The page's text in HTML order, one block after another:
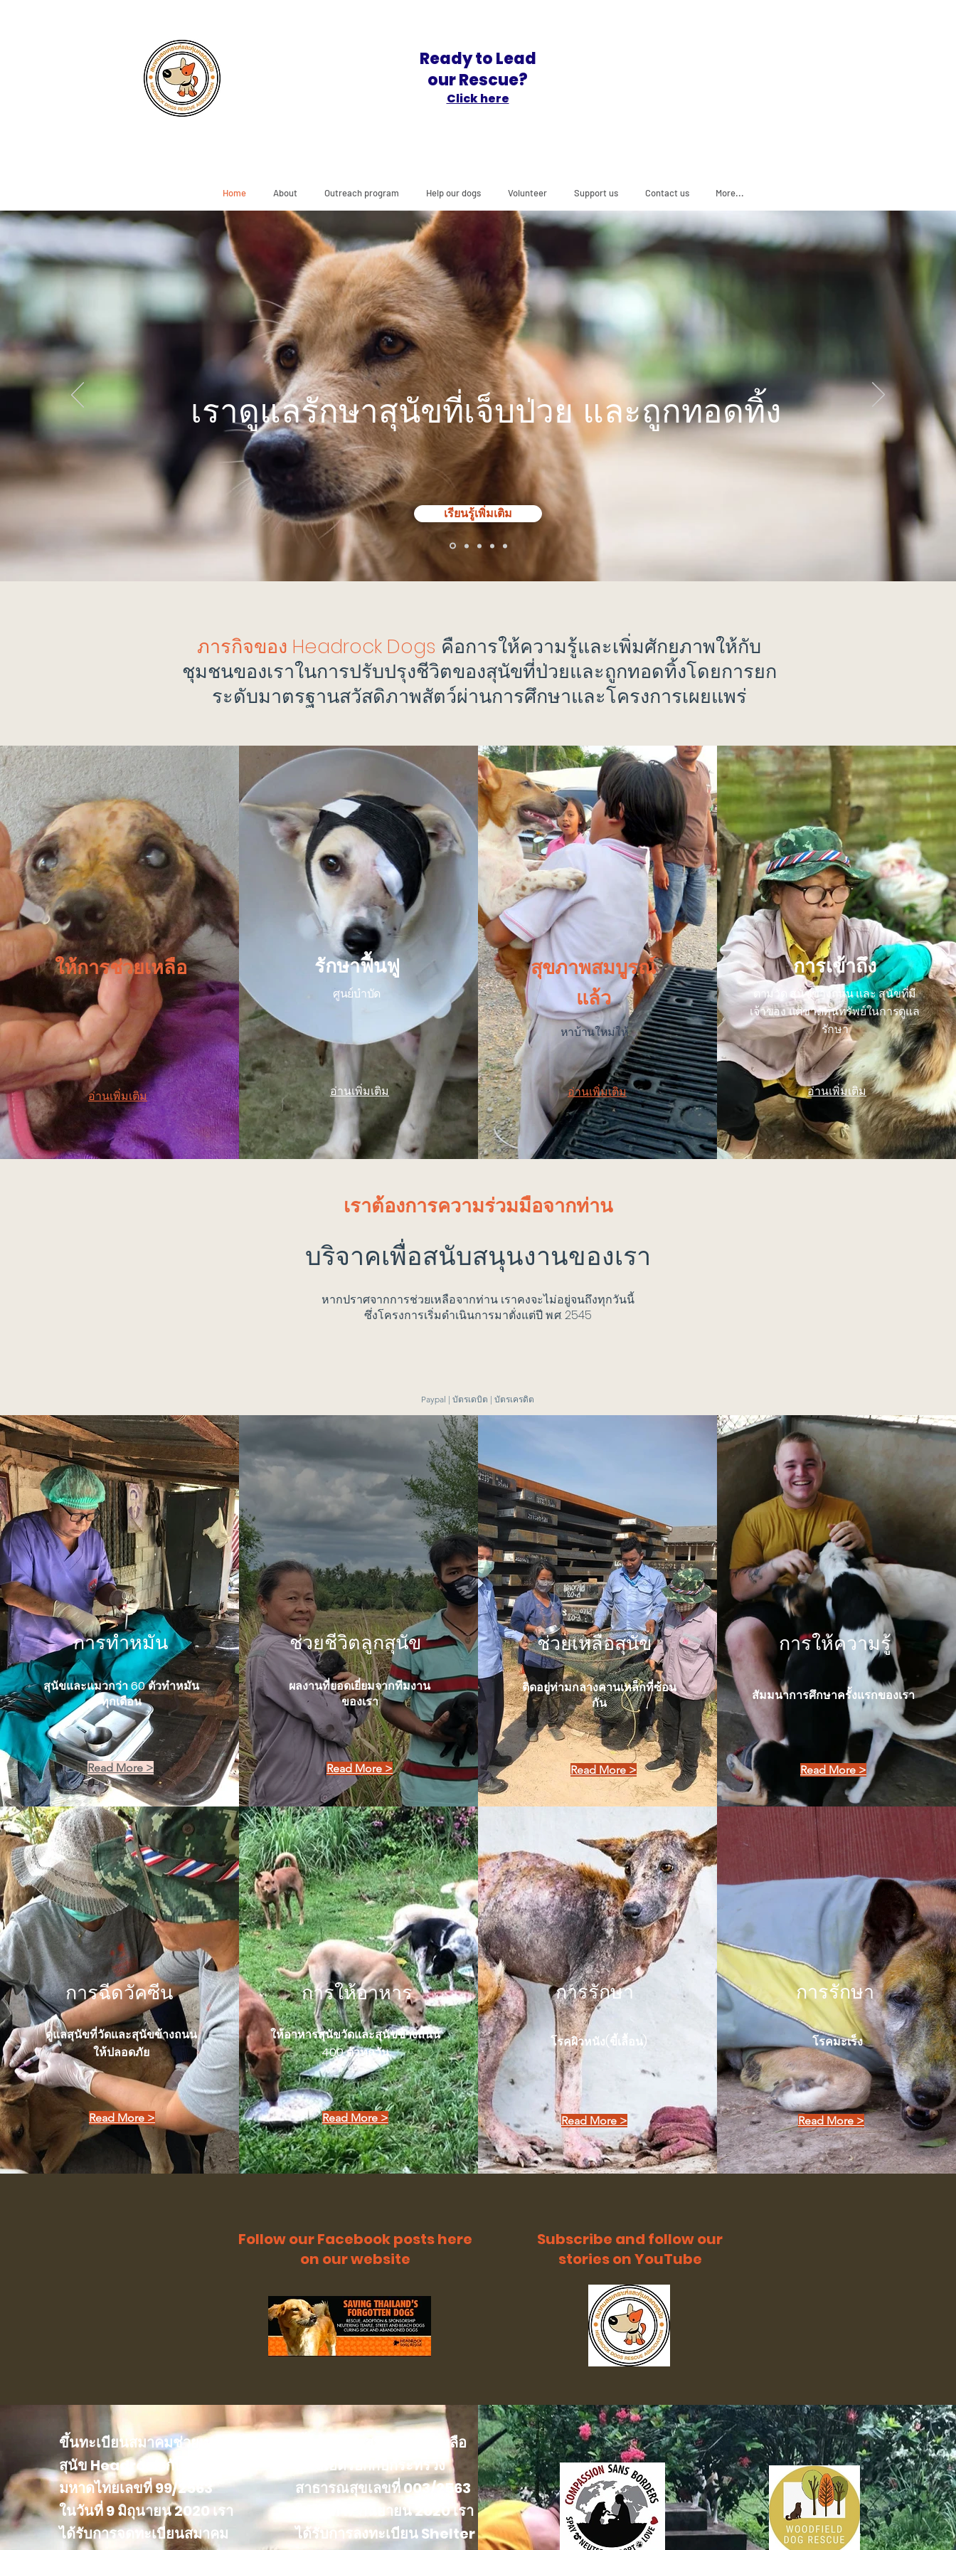
Ready to Lead
our Rescue?
Click here
Home About Outreach program Help our dogs Volunteer Support us Contact us More...
เราดูแลรักษาสุนัขที่เจ็บป่วย และถูกทอดทิ้ง
เรียนรู้เพิ่มเติม
ภารกิจของ Headrock Dogs คือการให้ความรู้และเพิ่มศักยภาพให้กับ
ชุมชนของเราในการปรับปรุงชีวิตของสุนัขที่ป่วยและถูกทอดทิ้งโดยการยก
ระดับมาตรฐานสวัสดิภาพสัตว์ผ่านการศึกษาและโครงการเผยแพร่
ให้การช่วยเหลือ
อ่านเพิ่มเติม
รักษาฟื้นฟู
ศูนย์บำบัด
อ่านเพิ่มเติม
หาบ้านใหม่ให้
สุขภาพสมบูรณ์
แล้ว
อ่านเพิ่มเติม
ตามวัด สุนัขข้างถนน และ สุนัขที่มี
เจ้าของ แต่ขาดทุนทรัพย์ในการดูแล
รักษา
การเข้าถึง
อ่านเพิ่มเติม
เราต้องการความร่วมมือจากท่าน
บริจาคเพื่อสนับสนุนงานของเรา
หากปราศจากการช่วยเหลือจากท่าน เราคงจะไม่อยู่จนถึงทุกวันนี้
ซึ่งโครงการเริ่มดำเนินการมาตั่งแต่ปี พ.ศ. 2545
Paypal | บัตรเดบิต | บัตรเครดิต
การทำหมัน
สุนัขและแมวกว่า 60 ตัวทำหมัน
ทุกเดือน
Read More >
ช่วยชีวิตลูกสุนัข
ผลงานที่ยอดเยี่ยมจากทีมงาน
ของเรา
Read More >
ช่วยเหลือสุนัข
ติดอยู่ท่ามกลางคานเหล็กที่ซ้อน
กัน
Read More >
การให้ความรู้
สัมมนาการศึกษาครั้งแรกของเรา
Read More >
การฉีดวัคซีน
ดูแลสุนัขที่วัดและสุนัขข้างถนน
ให้ปลอดภัย
Read More >
การให้อาหาร
ให้อาหารสุนัขวัดและสุนัขข้างถนน
400 ตัวทุกวัน
Read More >
การรักษา
โรคผิวหนัง(ขี้เลื้อน)
Read More >
การรักษา
โรคมะเร็ง
Read More >
Follow our Facebook posts here
on our website
Subscribe and follow our
stories on YouTube
ขึ้นทะเบียนสมาคมช่วยเหลือ
สุนัข Headrock กับกระทรวง
มหาดไทยเลขที่ 99/2563
ในวันที่ 9 มิถุนายน 2020 เรา
ได้รับการจดทะเบียนสมาคม
ขึ้นทะเบียนสมาคมช่วยเหลือ
สุนัขเฮดร็อกกับกระทรวง
สาธารณสุขเลขที่ 003/2563
ในวันที่ 17 กันยายน 2020 เรา
ได้รับการลงทะเบียน Shelter